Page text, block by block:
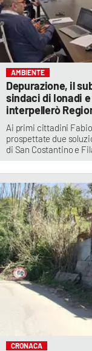
AMBIENTE
Depurazione, il
sindaci di Ionadi
interpellerò
Ai primi cittadini
prospettate due
di San Costantino e
CRONACA